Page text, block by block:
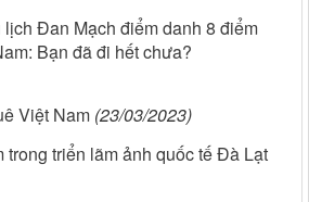
Đan Mạch điểm danh 8 điểm
Bạn đã đi hết chưa?
Việt Nam (23/03/2023)
trong triển lãm ảnh quốc tế Đà Lạt